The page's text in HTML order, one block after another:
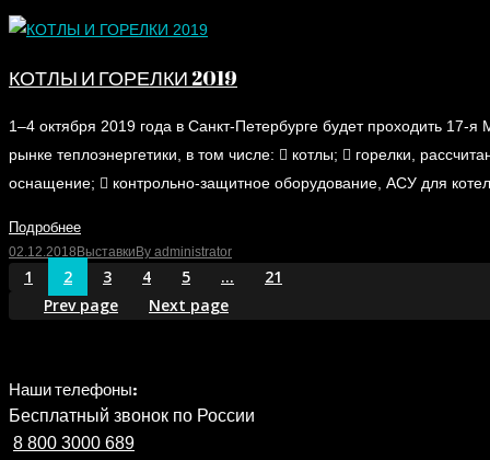
КОТЛЫ И ГОРЕЛКИ 2019
1–4 октября 2019 года в Санкт-Петербурге будет проходить
рынке теплоэнергетики, в том числе:  котлы;  горелки,
оснащение;  контрольно-защитное оборудование, АСУ для
Подробнее
02.12.2018 Выставки By administrator
1 2 3 4 5 …
21
Prev page
Next page
Наши телефоны:
Бесплатный звонок по России
8 800 3000 689